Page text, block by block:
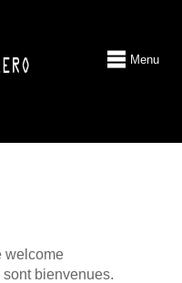
Menu
welcome
bienvenues.